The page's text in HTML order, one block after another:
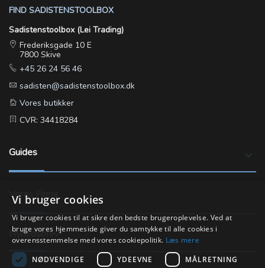
FIND SADISTENSTOOLBOX
Sadistenstoolbox (Lei Trading)
Frederiksgade 10 E
7800 Skive
+45 26 24 56 46
sadisten@sadistenstoolbox.dk
Vores butikker
CVR: 34418284
Guides keyboard_arrow_down
Vores Firma
Nyhedsbrev
Vi bruger cookies
Vi bruger cookies til at sikre den bedste brugeroplevelse. Ved at
bruge vores hjemmeside giver du samtykke til alle cookies i
overensstemmelse med vores cookiepolitik. Læs mere
NØDVENDIGE
YDEEVNE MÅLRETNING